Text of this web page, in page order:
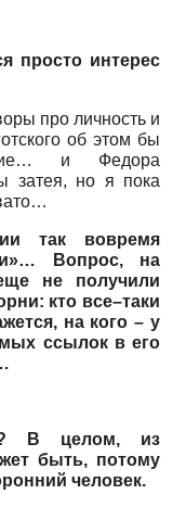
просто интерес
про личность и
об этом бы
и Федора
затея, но я пока
так вовремя
Вопрос, на
не получили
кто все–таки
на кого – у
ссылок в его
В целом, из
быть, потому
человек.